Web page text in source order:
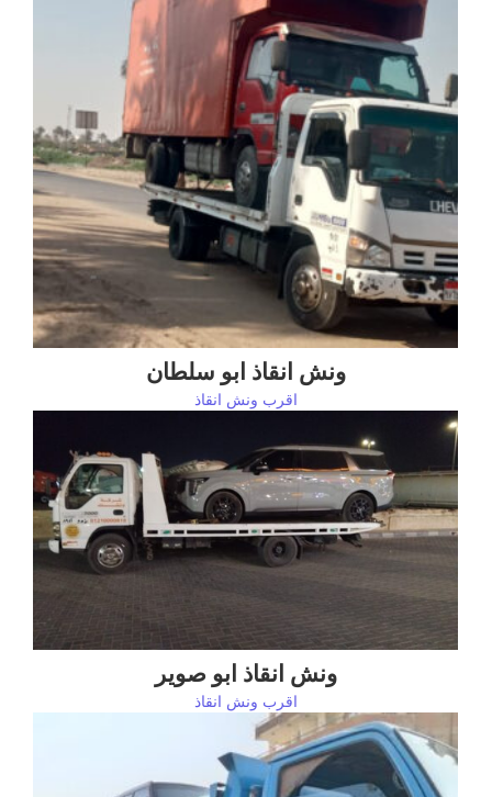
ونش انقاذ ابو سلطان
اقرب ونش انقاذ
ونش انقاذ ابو صوير
اقرب ونش انقاذ